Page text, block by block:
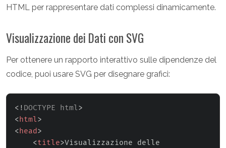
HTML per rappresentare dati complessi dinamicamente.
Visualizzazione dei Dati con SVG
Per ottenere un rapporto interattivo sulle dipendenze del
codice, puoi usare SVG per disegnare grafici:
<! DOCTYPE html>
<html>
<head>
<title>Visualizzazione delle